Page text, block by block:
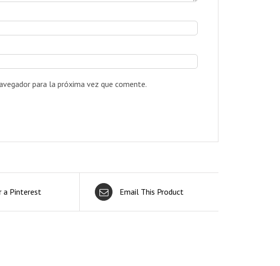
para la próxima vez que comente.
a Pinterest Email This Product